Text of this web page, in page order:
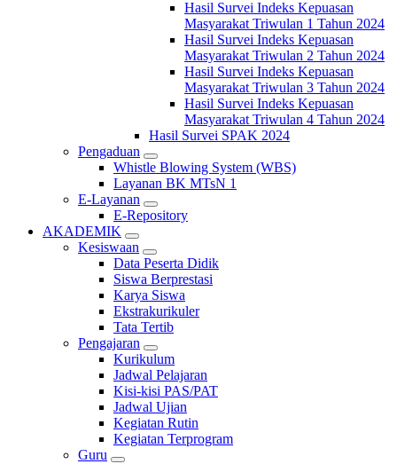
Hasil Survei Indeks Kepuasan
Masyarakat Triwulan 1 Tahun 2024
Hasil Survei Indeks Kepuasan
Masyarakat Triwulan 2 Tahun 2024
Hasil Survei Indeks Kepuasan
Masyarakat Triwulan 3 Tahun 2024
Hasil Survei Indeks Kepuasan
Masyarakat Triwulan 4 Tahun 2024
Hasil Survei SPAK 2024
Pengaduan
Whistle Blowing System (WBS)
Layanan BK MTsN 1
E-Layanan
E-Repository
AKADEMIK
Kesiswaan
Data Peserta Didik
Siswa Berprestasi
Karya Siswa
Ekstrakurikuler
Tata Tertib
Pengajaran
Kurikulum
Jadwal Pelajaran
Kisi-kisi PAS/PAT
Jadwal Ujian
Kegiatan Rutin
Kegiatan Terprogram
Guru